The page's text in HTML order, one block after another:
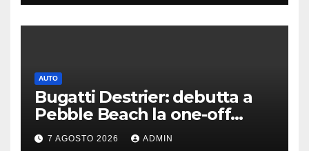
AUTO
Bugatti Destrier: debutta a
Pebble Beach la one-off
derivata dalla Bolide
7 AGOSTO 2026 ADMIN